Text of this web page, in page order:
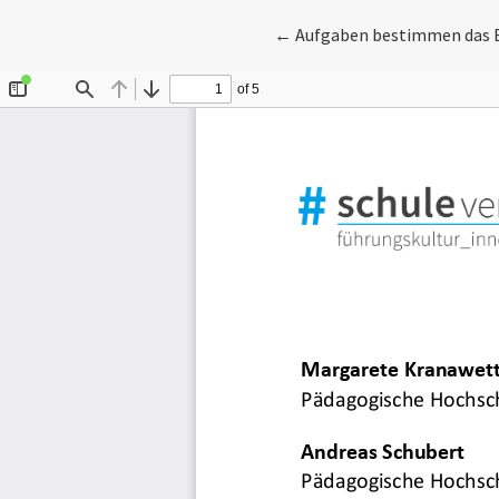
←Zu Artikeldetails
Aufgaben bestimmen das